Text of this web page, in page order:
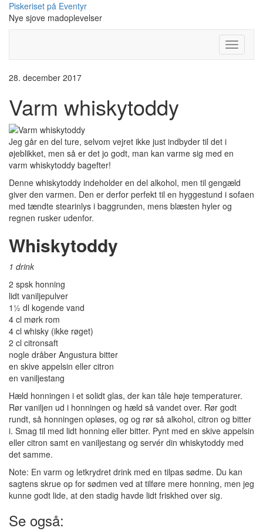
Skip
content
Piskeriset på Eventyr
Nye sjove madoplevelser
Toggle
28. december 2017
Varm whiskytoddy
Jeg går en del ture, selvom vejret ikke just indbyder til det i
øjeblikket, men så er det jo godt, man kan varme sig med en
varm whiskytoddy bagefter!
Denne whiskytoddy indeholder en del alkohol, men til gengæld
giver den varmen. Den er derfor perfekt til en hyggestund i sofaen
med tændte stearinlys i baggrunden, mens blæsten hyler og
regnen rusker udenfor.
Whiskytoddy
1 drink
2 spsk honning
lidt vaniljepulver
1½ dl kogende vand
4 cl mørk rom
4 cl whisky (ikke røget)
2 cl citronsaft
nogle dråber Angustura bitter
en skive appelsin eller citron
en vaniljestang
Hæld honningen i et solidt glas, der kan tåle høje temperaturer.
Rør vaniljen ud i honningen og hæld så vandet over. Rør godt
rundt, så honningen opløses, og og rør så alkohol, citron og bitter
i. Smag til med lidt honning eller bitter. Pynt med en skive appelsin
eller citron samt en vaniljestang og servér din whiskytoddy med
det samme.
Note: En varm og letkrydret drink med en tilpas sødme. Du kan
sagtens skrue op for sødmen ved at tilføre mere honning, men jeg
kunne godt lide, at den stadig havde lidt friskhed over sig.
Se også: